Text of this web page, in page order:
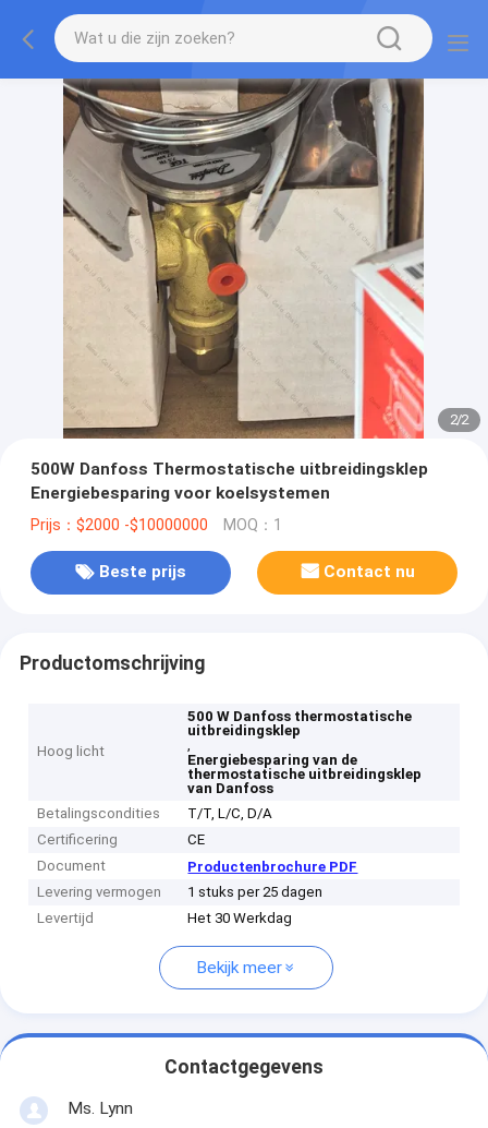
2/2
500W Danfoss Thermostatische uitbreidingsklep
Energiebesparing voor koelsystemen
Prijs：$2000 -$10000000 MOQ：1
Beste prijs Contact nu
Productomschrijving
Hoog licht
500 W Danfoss thermostatische
uitbreidingsklep
,
Energiebesparing van de
thermostatische uitbreidingsklep
van Danfoss
Betalingscondities
T/T, L/C, D/A
Certificering
CE
Document
Productenbrochure PDF
Levering vermogen
1 stuks per 25 dagen
Levertijd
Het 30 Werkdag
Bekijk meer
Contactgegevens
Ms. Lynn